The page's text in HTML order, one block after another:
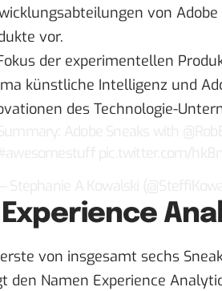
von
vor.
der experimentellen
künstliche Intelligenz und
des Technologie-
Experience
von insgesamt sechs
den Namen Experience